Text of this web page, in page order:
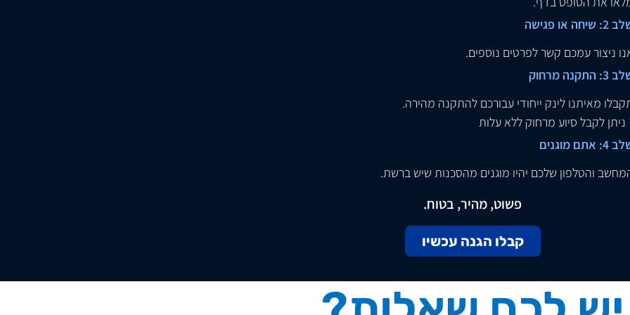
שיחה או פגישה
ניצור עמכם קשר לפרטים נוספים.
התקנה מרחוק
מאיתנו לינק ייחודי עבורכם להתקנה מהירה.
ניתן לקבל סיוע מרחוק ללא עלות
4: אתם מוגנים
והטלפון שלכם יהיו מוגנים מהסכנות שיש ברשת.
פשוט, מהיר, בטוח.
קבלו הגנה עכשיו